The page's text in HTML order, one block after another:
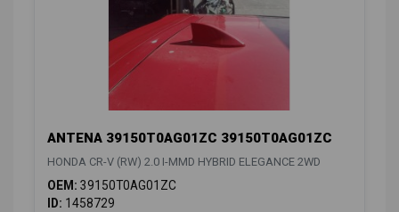
ANTENA 39150T0AG01ZC 39150T0AG01ZC
HONDA CR-V (RW) 2.0 I-MMD HYBRID ELEGANCE 2WD
OEM: 39150T0AG01ZC
ID: 1458729